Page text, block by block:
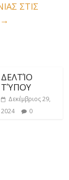
ΣΤΙΣ
→
ΔΕΛΤΊΟ
ΤΎΠΟΥ
Δεκέμβριος 29,
2024
0